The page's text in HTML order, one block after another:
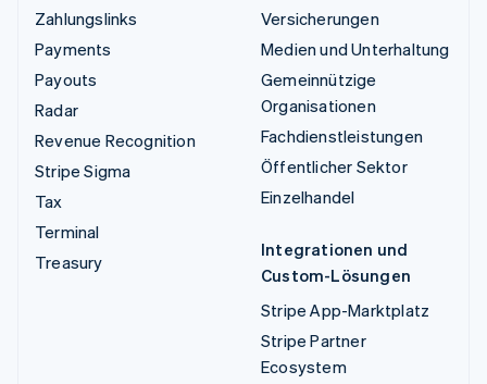
Zahlungslinks
Payments
Payouts
Radar
Revenue Recognition
Stripe Sigma
Tax
Terminal
Treasury
Versicherungen
Medien und Unterhaltung
Gemeinnützige
Organisationen
Fachdienstleistungen
Öffentlicher Sektor
Einzelhandel
Integrationen und
Custom-Lösungen
Stripe App-Marktplatz
Stripe Partner
Ecosystem